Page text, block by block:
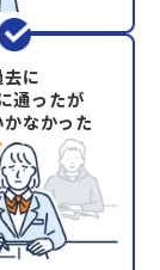
去に
通ったが
なかった